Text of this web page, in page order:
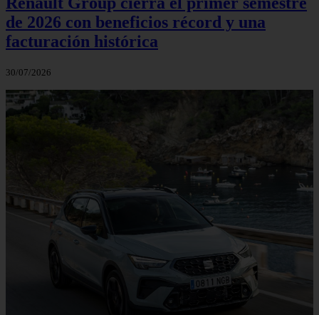
de 2026 con beneficios récord y una
facturación histórica
30/07/2026